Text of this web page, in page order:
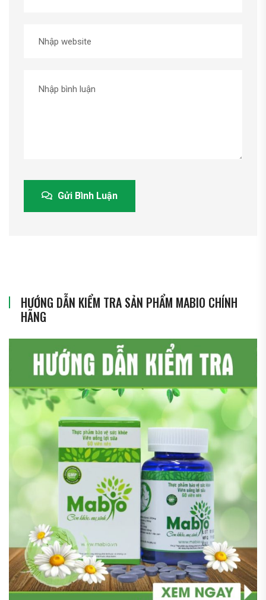
Gửi Bình Luận
HƯỚNG DẪN KIỂM TRA SẢN PHẨM MABIO CHÍNH
HÃNG